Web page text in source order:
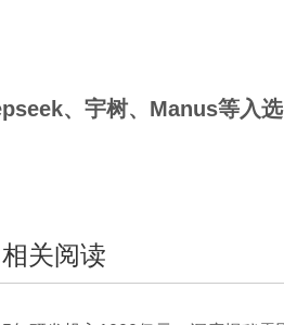
、宇树、Manus等入选
相关阅读